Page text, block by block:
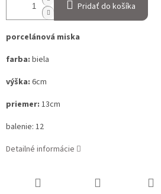
Pridať do košíka
porcelánová miska
farba: biela
výška: 6cm
priemer: 13cm
balenie: 12
Detailné informácie